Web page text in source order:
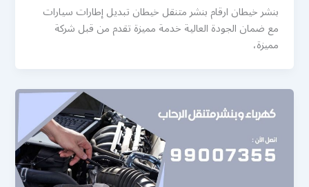
بنشر خيطان ارقام بنشر متنقل خيطان تبديل إطارات سيارات
مع ضمان الجودة العالية خدمة مميزة تقدم من قبل شركة
مميزة،